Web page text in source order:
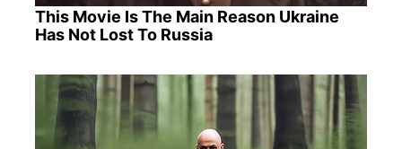
This Movie Is The Main Reason Ukraine
Has Not Lost To Russia